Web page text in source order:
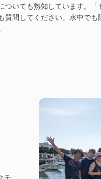
ついても熟知しています。
質問してください。水中で
チ